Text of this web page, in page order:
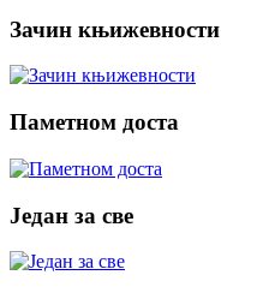
Зачин књижевности
Паметном доста
Један за све